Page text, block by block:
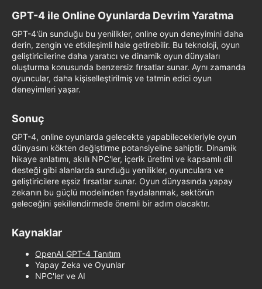
GPT-4 ile Online Oyunlarda Devrim Yaratma​
GPT-4'ün sunduğu bu yenilikler, online oyun deneyimini daha
derin, zengin ve etkileşimli hale getirebilir. Bu teknoloji, oyun
geliştiricilerine daha yaratıcı ve dinamik oyun dünyaları
oluşturma konusunda benzersiz fırsatlar sunar. Aynı zamanda
oyuncular, daha kişiselleştirilmiş ve tatmin edici oyun
deneyimleri yaşar.
Sonuç​
GPT-4, online oyunlarda gelecekte yapabilecekleriyle oyun
dünyasını kökten değiştirme potansiyeline sahiptir. Dinamik
hikaye anlatımı, akıllı NPC'ler, içerik üretimi ve kapsamlı dil
desteği gibi alanlarda sunduğu yenilikler, oyunculara ve
geliştiricilere eşsiz fırsatlar sunar. Oyun dünyasında yapay
zekanın bu güçlü modelinden faydalanmak, sektörün
geleceğini şekillendirmede önemli bir adım olacaktır.
Kaynaklar​
OpenAI GPT-4 Tanıtım
Yapay Zeka ve Oyunlar
NPC'ler ve AI